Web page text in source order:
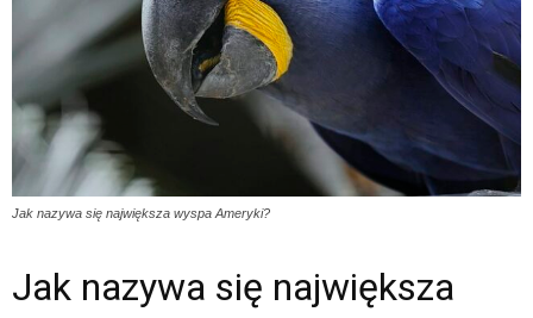
Jak nazywa się największa wyspa Ameryki?
Jak nazywa się największa